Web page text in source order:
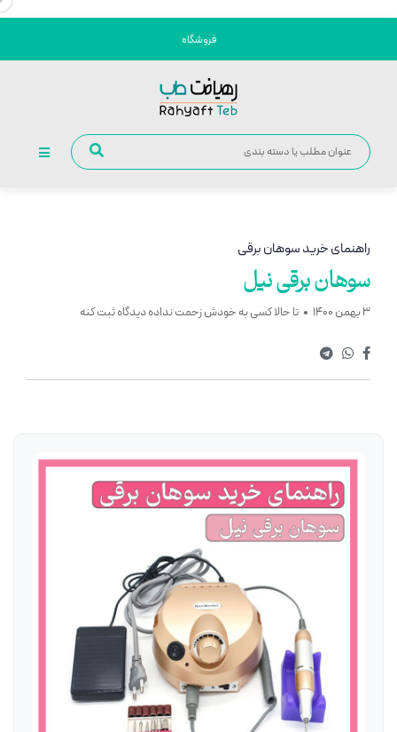
فروشگاه
راهنمای خرید سوهان برقی
سوهان برقی نیل
3 بهمن 1400 تا حالا کسی به خودش زحمت نداده دیدگاه ثبت کنه